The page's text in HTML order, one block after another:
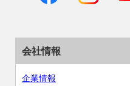
会社情報
企業情報